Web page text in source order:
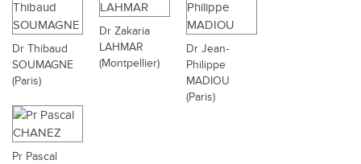
Dr Thibaud
SOUMAGNE
(Paris)
Dr Zakaria
LAHMAR
(Montpellier)
Dr Jean-
Philippe
MADIOU
(Paris)
Pr Pascal